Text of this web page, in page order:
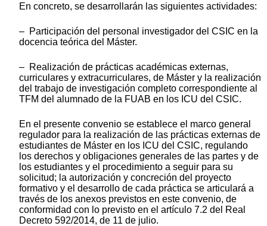
En concreto, se desarrollarán las siguientes actividades:
– Participación del personal investigador del CSIC en la
docencia teórica del Máster.
– Realización de prácticas académicas externas,
curriculares y extracurriculares, de Máster y la realización
del trabajo de investigación completo correspondiente al
TFM del alumnado de la FUAB en los ICU del CSIC.
En el presente convenio se establece el marco general
regulador para la realización de las prácticas externas de
estudiantes de Máster en los ICU del CSIC, regulando
los derechos y obligaciones generales de las partes y de
los estudiantes y el procedimiento a seguir para su
solicitud; la autorización y concreción del proyecto
formativo y el desarrollo de cada práctica se articulará a
través de los anexos previstos en este convenio, de
conformidad con lo previsto en el artículo 7.2 del Real
Decreto 592/2014, de 11 de julio.